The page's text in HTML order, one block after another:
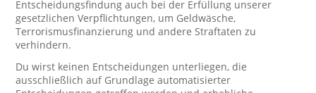
Entscheidungsfindung auch bei der Erfüllung unserer
gesetzlichen Verpflichtungen, um Geldwäsche,
Terrorismusfinanzierung und andere Straftaten zu
verhindern.
Du wirst keinen Entscheidungen unterliegen, die
ausschließlich auf Grundlage automatisierter